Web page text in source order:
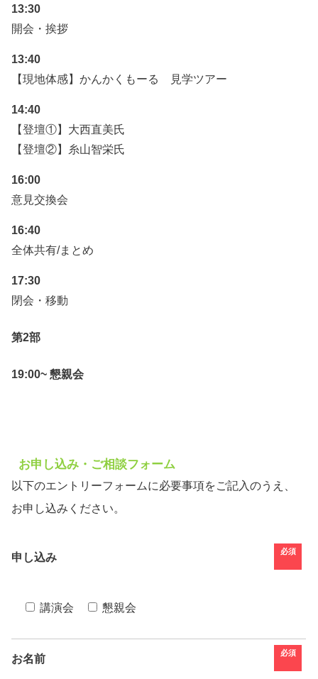
13:30
開会・挨拶
13:40
【現地体感】かんかくもーる 見学ツアー
14:40
【登壇①】大西直美氏
【登壇②】糸山智栄氏
16:00
意見交換会
16:40
全体共有/まとめ
17:30
閉会・移動
第2部
19:00~ 懇親会
お申し込み・ご相談フォーム
以下のエントリーフォームに必要事項をご記入のうえ、
お申し込みください。
申し込み 必須
講演会 懇親会
お名前 必須